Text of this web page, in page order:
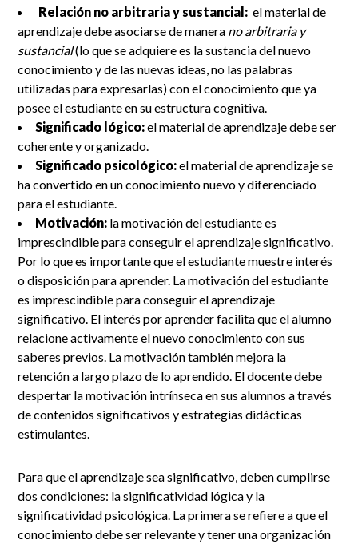
Relación no arbitraria y sustancial: el material de
aprendizaje debe asociarse de manera no arbitraria y
sustancial(lo que se adquiere es la sustancia del nuevo
conocimiento y de las nuevas ideas, no las palabras
utilizadas para expresarlas) con el conocimiento que ya
posee el estudiante en su estructura cognitiva.
Significado lógico:el material de aprendizaje debe ser
coherente y organizado.
Significado psicológico:el material de aprendizaje se
ha convertido en un conocimiento nuevo y diferenciado
para el estudiante.
Motivación: la motivación del estudiante es
imprescindible para conseguir el aprendizaje significativo.
Por lo que es importante que el estudiante muestre interés
o disposición para aprender. La motivación del estudiante
es imprescindible para conseguir el aprendizaje
significativo. El interés por aprender facilita que el alumno
relacione activamente el nuevo conocimiento con sus
saberes previos. La motivación también mejora la
retención a largo plazo de lo aprendido. El docente debe
despertar la motivación intrínseca en sus alumnos a través
de contenidos significativos y estrategias didácticas
estimulantes.
Para que el aprendizaje sea significativo, deben cumplirse
dos condiciones: la significatividad lógica y la
significatividad psicológica. La primera se refiere a que el
conocimiento debe ser relevante y tener una organización